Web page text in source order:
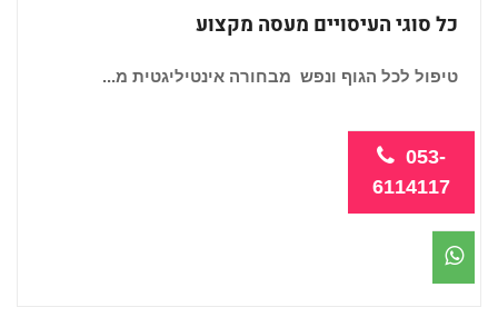
כל סוגי העיסויים מעסה מקצוע
טיפול לכל הגוף ונפש מבחורה אינטיליגטית מ...
053-
6114117